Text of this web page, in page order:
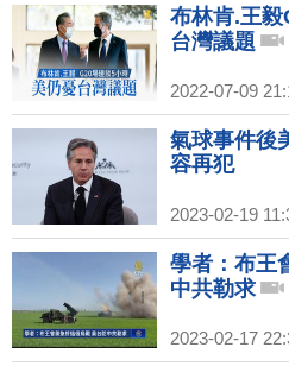
布林肯.王
台灣議題
2022-07-09
氣球事件後
容再犯
2023-02-19
學者：布王
中共勒求
2023-02-17